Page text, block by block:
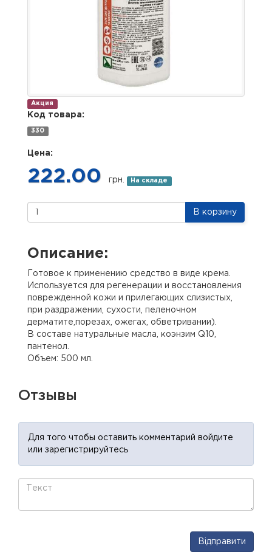
Акция
Код товара:
330
Цена:
222.00 грн. На складе
В корзину
Описание:
Готовое к применению средство в виде крема.
Используется для регенерации и восстановления
поврежденной кожи и прилегающих слизистых,
при раздражении, сухости, пеленочном
дерматите,порезах, ожегах, обветривании).
В составе натуральные масла, коэнзим Q10,
пантенол.
Объем: 500 мл.
Отзывы
Для того чтобы оставить комментарий войдите
или зарегистрируйтесь
Відправити